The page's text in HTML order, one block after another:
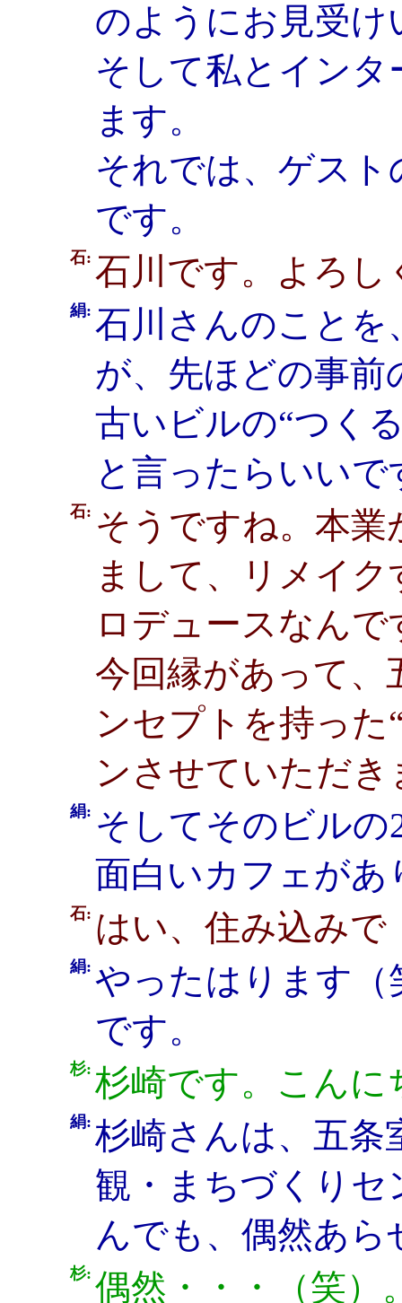
のようにお見受け
そして私とイン
ます。
それでは、ゲス
です。
石: 石川です。よろし
絹: 石川さんのこと
が、先ほどの事前
古いビルの“つく
と言ったらいいで
石: そうですね。本
まして、リメイ
ロデュースなん
今回縁があって、
ンセプトを持っ
ンさせていただき
絹: そしてそのビルの
面白いカフェがあ
石: はい、住み込みで
絹: やったはります（
です。
杉: 杉崎です。こんに
絹: 杉崎さんは、五条
観・まちづくり
んでも、偶然あ
杉: 偶然・・・（笑）